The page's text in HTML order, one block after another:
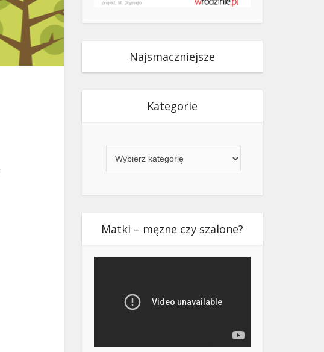
Najsmaczniejsze
Kategorie
Matki – męzne czy szalone?